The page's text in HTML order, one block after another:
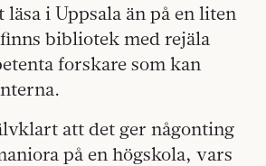
i Uppsala än på en liten
bibliotek med rejäla
forskare som kan
att det ger någonting
på en högskola, vars